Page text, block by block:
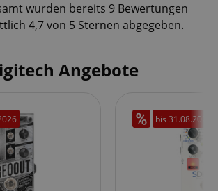
wurden bereits 9 Bewertungen
4,7 von 5 Sternen abgegeben.
Angebote
bis 31.08.2026